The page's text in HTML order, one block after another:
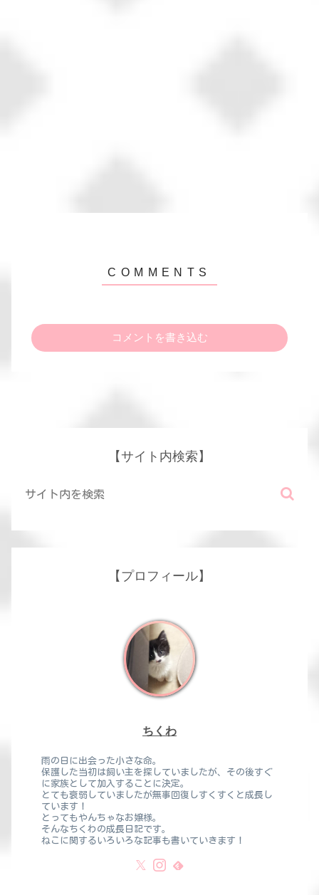
コメントを書き込む
【サイト内検索】
【プロフィール】
ちくわ
雨の日に出会った小さな命。
保護した当初は飼い主を探していましたが、その後すぐ
に家族として加入することに決定。
とても衰弱していましたが無事回復しすくすくと成長し
ています！
とってもやんちゃなお嬢様。
そんなちくわの成長日記です。
ねこに関するいろいろな記事も書いていきます！